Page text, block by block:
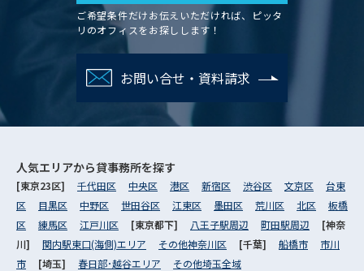
ご希望条件だけお伝えいただければ、ピッタ
リのオフィスをお探しします！
お問い合せ・資料請求
人気エリアから貸事務所を探す
[東京23区] 千代田区 中央区 港区 新宿区 渋谷区 文京区
台東
区
目黒区 中野区 世田谷区 江東区 墨田区 荒川区 北区
板橋
区
練馬区 江戸川区 [東京都下] 八王子駅周辺 町田駅周辺
[神奈
川] 関内駅東口(海側)エリア その他神奈川区 [千葉] 船橋市
市川
市
[埼玉] 春日部･越谷エリア その他埼玉全域